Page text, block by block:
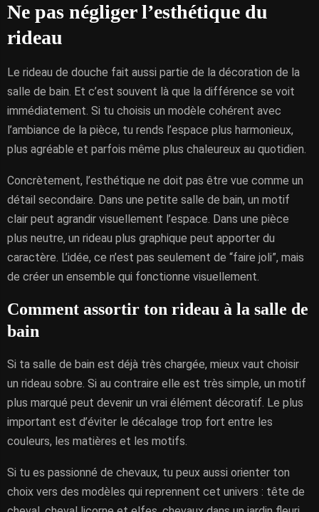
Ne pas négliger l’esthétique du
rideau
Le rideau de douche fait aussi partie de la décoration de la
salle de bain. Et c’est souvent là que la différence se voit
immédiatement. Si tu choisis un modèle cohérent avec
l’ambiance de la pièce, tu rends l’espace plus harmonieux,
plus agréable et parfois même plus chaleureux au quotidien.
Concrètement, l’esthétique ne doit pas être vue comme un
détail secondaire. Dans une petite salle de bain, un motif
clair peut agrandir visuellement l’espace. Dans une pièce
plus neutre, un rideau plus graphique peut apporter du
caractère. L’idée, ce n’est pas seulement de “faire joli”, mais
de créer un ensemble qui fonctionne visuellement.
Comment assortir ton rideau à la salle de
bain
Si ta salle de bain est déjà très chargée, mieux vaut choisir
un rideau sobre. Si au contraire elle est très simple, un motif
plus marqué peut devenir un vrai élément décoratif. Le plus
important est d’éviter le décalage trop fort entre les
couleurs, les matières et les motifs.
Si tu es passionné de chevaux, tu peux aussi orienter ton
choix vers des modèles qui reprennent cet univers : tête de